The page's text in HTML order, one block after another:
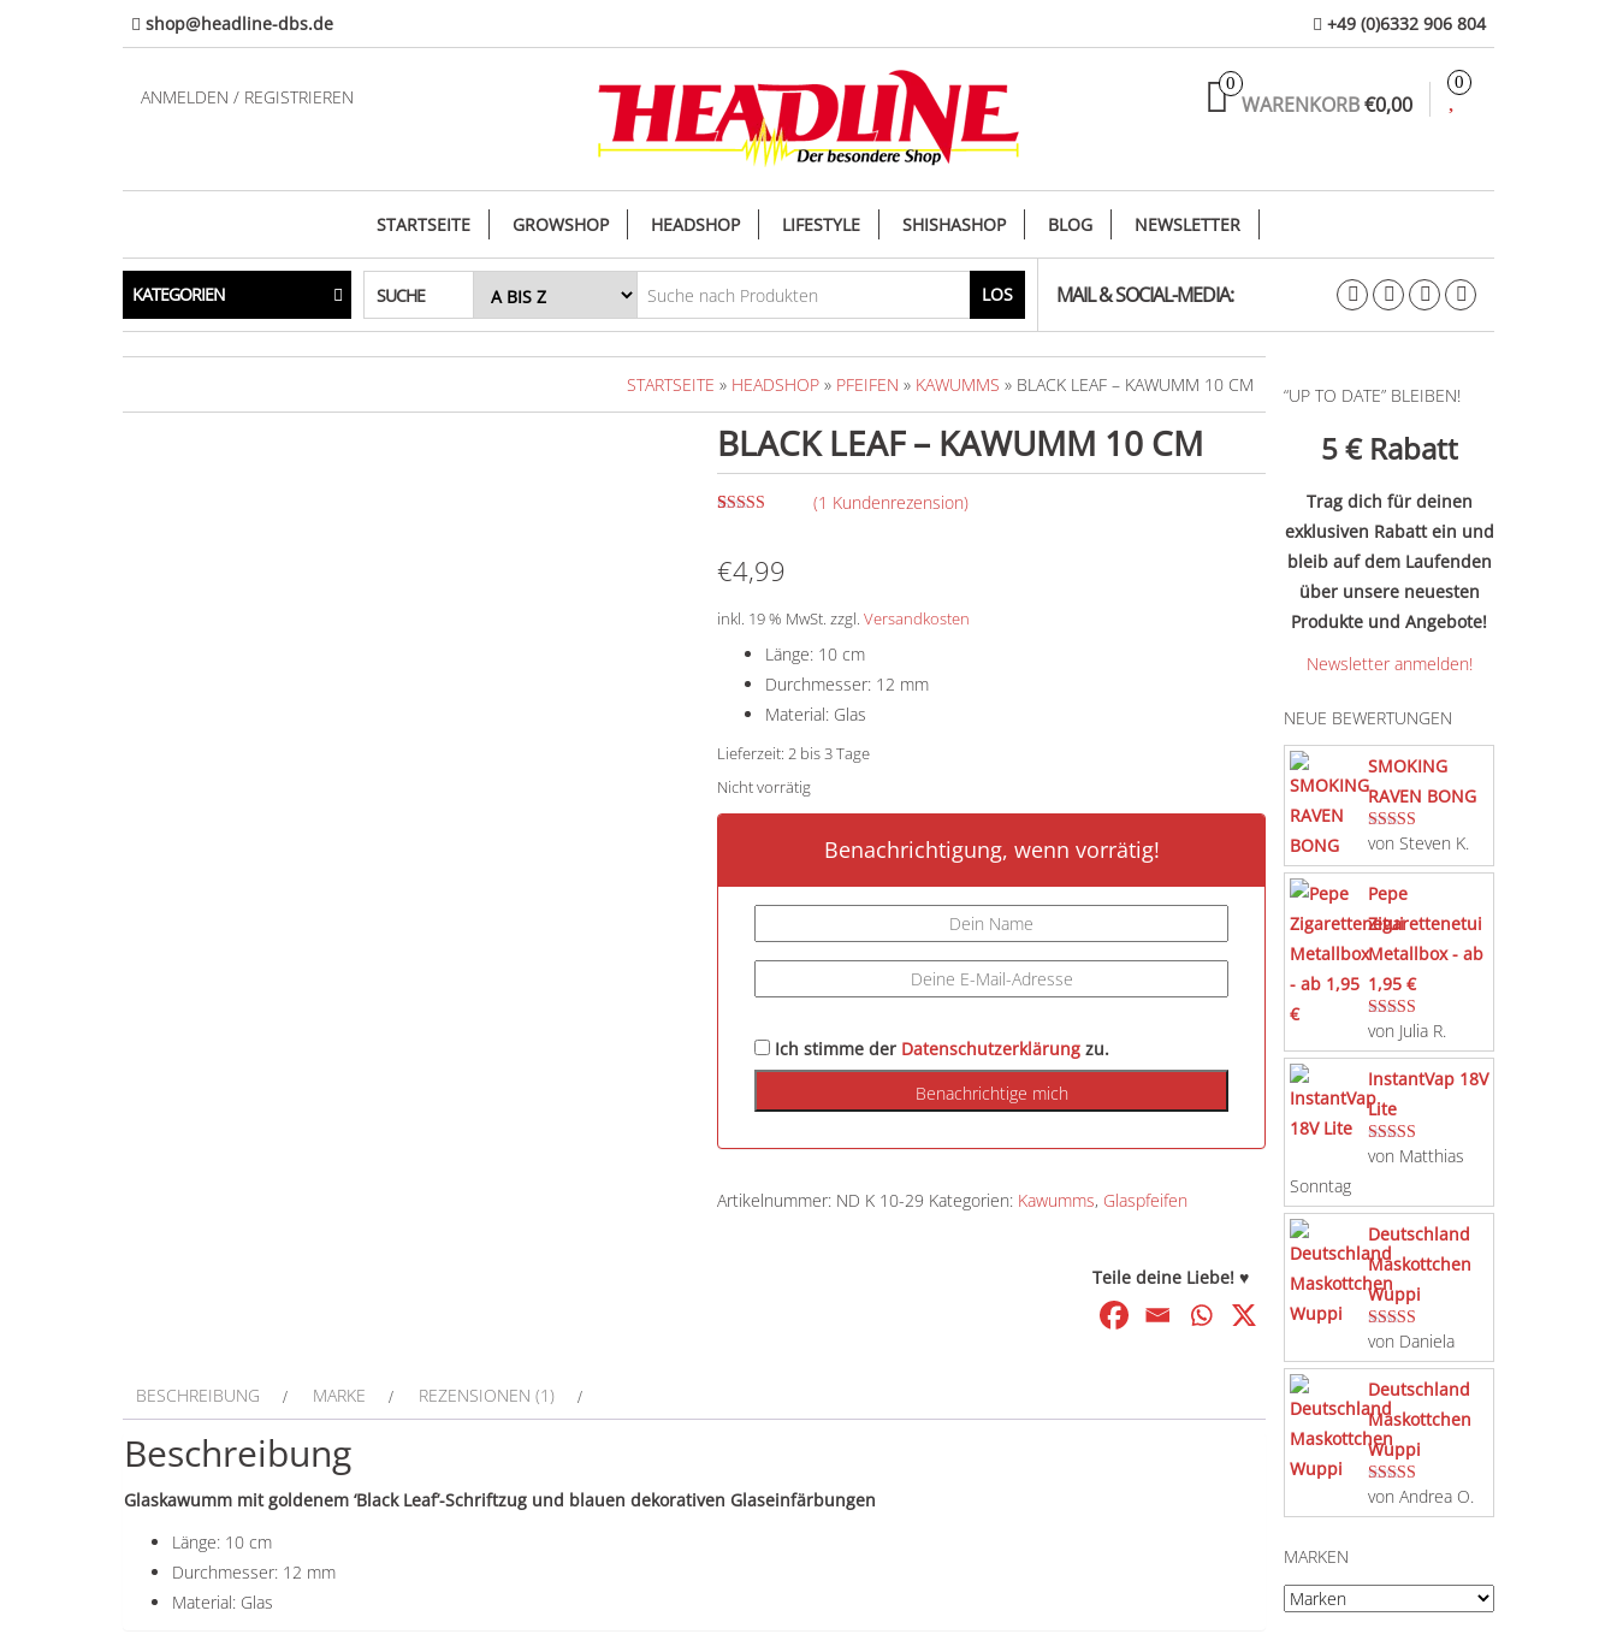
shop@headline-dbs.de +49 (0)6332 906 804
ANMELDEN / REGISTRIEREN
0
WARENKORB€0,00
0
STARTSEITE GROWSHOP HEADSHOP LIFESTYLE SHISHASHOP BLOG NEWSLETTER
KATEGORIEN SUCHE LOS MAIL & SOCIAL-MEDIA:
STARTSEITE » HEADSHOP » PFEIFEN » KAWUMMS » BLACK LEAF – KAWUMM 10 CM
BLACK LEAF – KAWUMM 10 CM
basierend auf
Kundenbewertung
(1 Kundenrezension)
€4,99
inkl. 19 % MwSt. zzgl. Versandkosten
Länge: 10 cm
Durchmesser: 12 mm
Material: Glas
Lieferzeit: 2 bis 3 Tage
Nicht vorrätig
Benachrichtigung, wenn vorrätig!
Ich stimme der Datenschutzerklärung zu.
Artikelnummer: ND K 10-29 Kategorien: Kawumms, Glaspfeifen
Teile deine Liebe! ♥
BESCHREIBUNG MARKE REZENSIONEN (1)
Beschreibung
Glaskawumm mit goldenem ‘Black Leaf’-Schriftzug und blauen dekorativen Glaseinfärbungen
Länge: 10 cm
Durchmesser: 12 mm
Material: Glas
“UP TO DATE” BLEIBEN!
5 € Rabatt
Trag dich für deinen
exklusiven Rabatt ein und
bleib auf dem Laufenden
über unsere neuesten
Produkte und Angebote!
Newsletter anmelden!
NEUE BEWERTUNGEN
SMOKING
RAVEN BONG
Bewertet mit
5von 5
von Steven K.
Pepe
Zigarettenetui
Metallbox - ab
1,95 €
Bewertet mit
5von 5
von Julia R.
InstantVap 18V
Lite
Bewertet mit
von Matthias
Sonntag
Deutschland
Maskottchen
Wuppi
Bewertet mit
5von 5
von Daniela
Deutschland
Maskottchen
Wuppi
Bewertet mit
5von 5
von Andrea O.
MARKEN